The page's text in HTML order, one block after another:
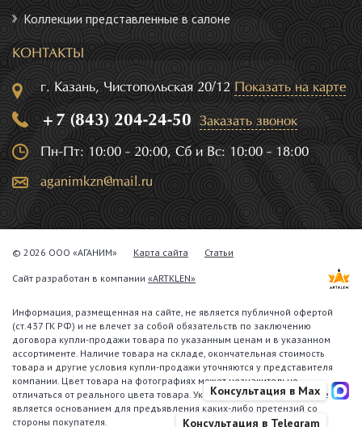
Коллекции представленные в салоне
КОНТАКТЫ
г. Казань, Чистопольская 20/12 Показать на карте
+7 (843) 204-24-50 Заказать звонок
Пн-Пт: 10:00 - 20:00, Сб и Вс: 10:00 - 18:00
aganimkzn@mail.ru
© 2026 ООО «АГАНИМ» Карта сайта Статьи
Сайт разработан в компании «ARTKLEN»
Информация, размещенная на сайте, не является публичной офертой
(ст.437 ГК РФ) и не влечет за собой обязательств по заключению
договора купли-продажи товара по указанным ценам и в указанном
ассортименте. Наличие товара на складе, окончательная стоимость
товара и другие условия купли-продажи уточняются у представителя
компании. Цвет товара на фотографиях может незначительно
отличаться от реального цвета товара. Указанное обстоятельство не
является основанием для предъявления каких-либо претензий со
стороны покупателя.
Консультация в Telegram
Консультация в Max